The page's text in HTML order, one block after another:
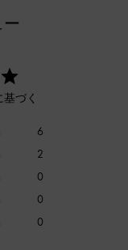
づく
6
2
0
0
0